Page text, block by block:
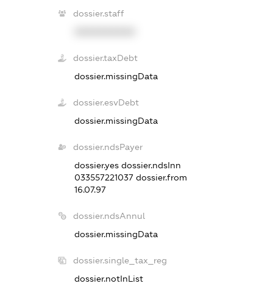
dossier.staff
dossier.taxDebt
dossier.missingData
dossier.esvDebt
dossier.missingData
dossier.ndsPayer
dossier.yes dossier.ndsInn
033557221037 dossier.from
16.07.97
dossier.ndsAnnul
dossier.missingData
dossier.single_tax_reg
dossier.notInList